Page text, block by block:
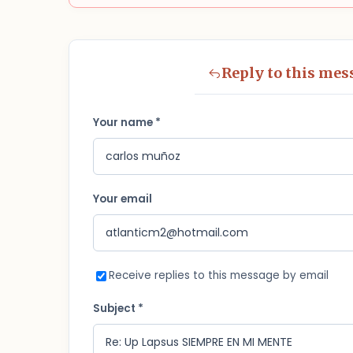
Reply to this
Your name *
Your email
Receive replies to this message by email
Subject *